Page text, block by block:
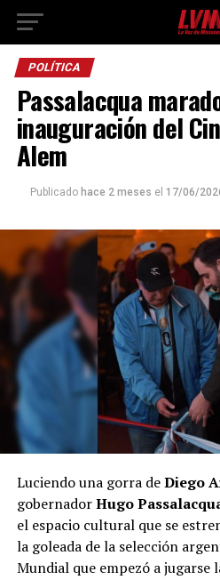
POLÍTICA
Passalacqua
inauguración del
Alem
Publicado hace 2 meses el 17/06/
Luciendo una gorra deDiego
gobernadorHugo
el espacio cultural que se
la goleada de la selección
Mundial que empezó a jugarse